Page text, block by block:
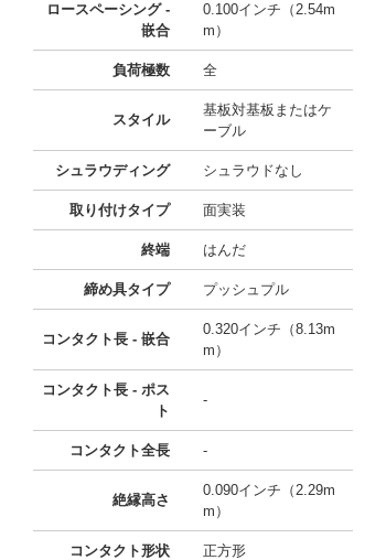
ロースペーシング -
嵌合
0.100インチ（2.54m
m）
負荷極数 全
スタイル
基板対基板またはケ
ーブル
シュラウディング シュラウドなし
取り付けタイプ 面実装
終端 はんだ
締め具タイプ プッシュプル
コンタクト長 - 嵌合
0.320インチ（8.13m
m）
コンタクト長 - ポス
ト
-
コンタクト全長 -
絶縁高さ
0.090インチ（2.29m
m）
コンタクト形状 正方形